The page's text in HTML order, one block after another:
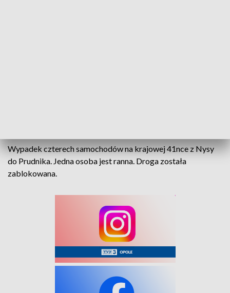
Wypadek czterech samochodów na krajowej 41nce z Nysy
do Prudnika. Jedna osoba jest ranna. Droga została
zablokowana.